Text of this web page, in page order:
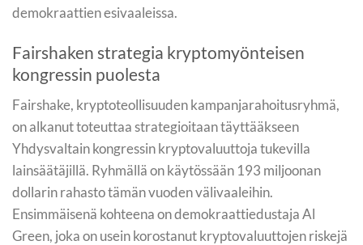
demokraattien esivaaleissa.
Fairshaken strategia kryptomyönteisen
kongressin puolesta
Fairshake, kryptoteollisuuden kampanjarahoitusryhmä,
on alkanut toteuttaa strategioitaan täyttääkseen
Yhdysvaltain kongressin kryptovaluuttoja tukevilla
lainsäätäjillä. Ryhmällä on käytössään 193 miljoonan
dollarin rahasto tämän vuoden välivaaleihin.
Ensimmäisenä kohteena on demokraattiedustaja Al
Green, joka on usein korostanut kryptovaluuttojen riskejä